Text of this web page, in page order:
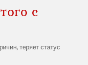
с
теряет статус